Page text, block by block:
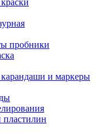
пробники
и маркеры